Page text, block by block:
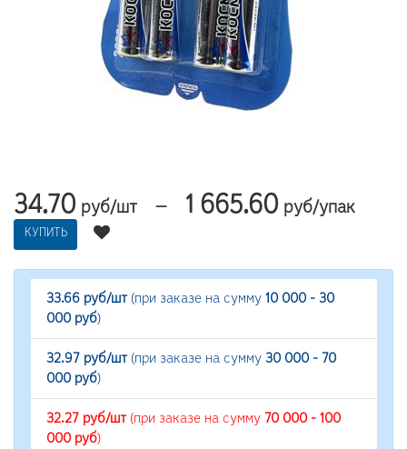
34.70 руб/шт — 1 665.60 руб/упак
КУПИТЬ
33.66 руб/шт(при заказе на сумму 10 000 - 30
000 руб)
32.97 руб/шт(при заказе на сумму 30 000 - 70
000 руб)
32.27 руб/шт(при заказе на сумму 70 000 - 100
000 руб)